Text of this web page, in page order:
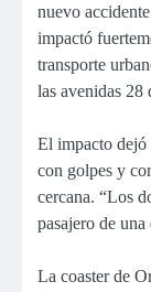
nuevo
impactó
transporte
las avenidas
El impacto dejó
con golpes y
cercana. “Los
pasajero de una
La coaster de